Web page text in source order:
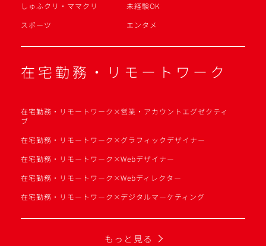
しゅふクリ・ママクリ
未経験OK
スポーツ
エンタメ
在宅勤務・リモートワーク
在宅勤務・リモートワーク×営業・アカウントエグゼクティ
ブ
在宅勤務・リモートワーク×グラフィックデザイナー
在宅勤務・リモートワーク×Webデザイナー
在宅勤務・リモートワーク×Webディレクター
在宅勤務・リモートワーク×デジタルマーケティング
もっと見る